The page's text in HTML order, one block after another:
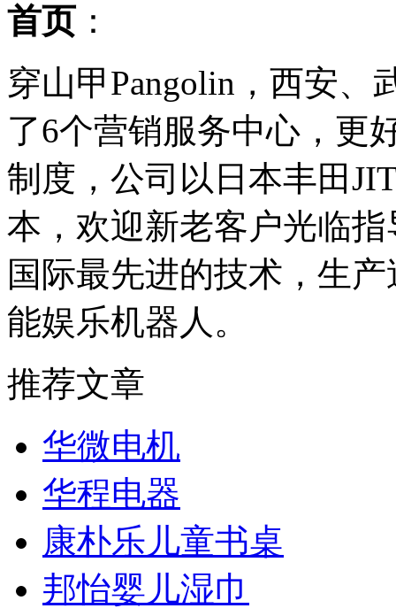
首页 ：
穿山甲Pangolin，西安、
了6个营销服务中心，更
制度，公司以日本丰田
本，欢迎新老客户光临
国际最先进的技术，生
能娱乐机器人。
推荐文章
华微电机
华程电器
康朴乐儿童书桌
邦怡婴儿湿巾